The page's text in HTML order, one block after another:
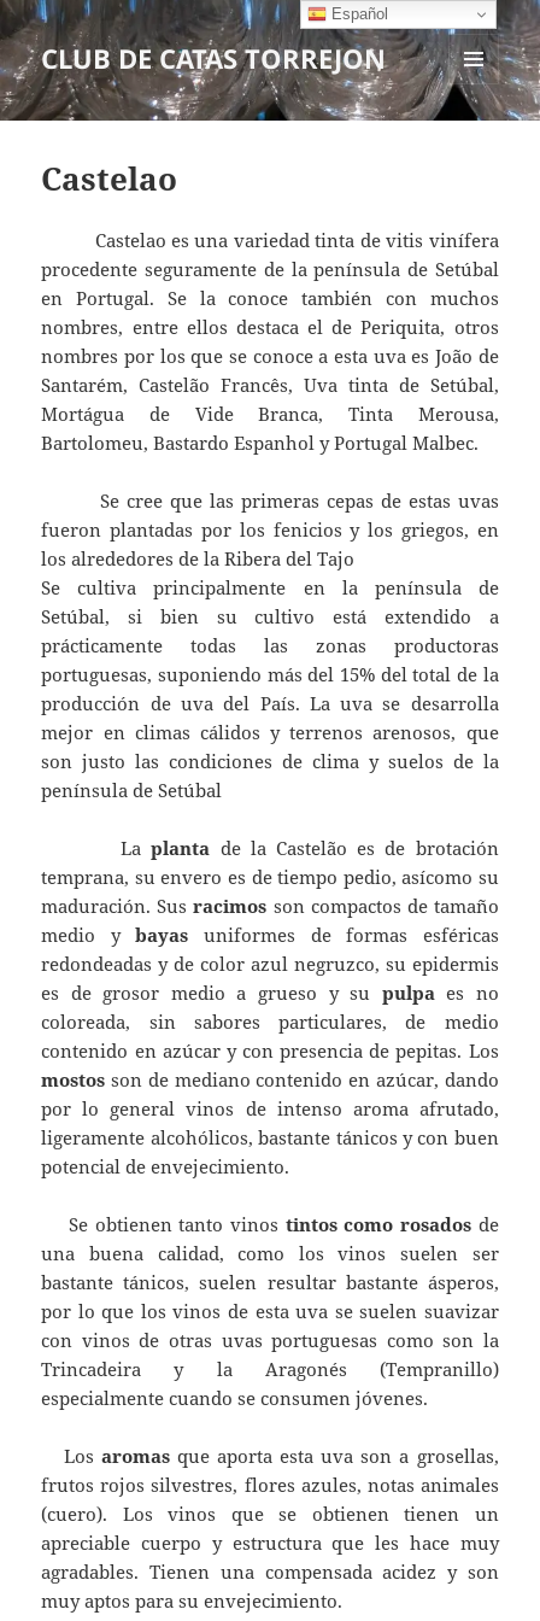
CLUB DE CATAS TORREJON
MENÚ
Y
Castelao
Castelao es una variedad tinta de vitis vinífera
procedente seguramente de la península de Setúbal
en Portugal. Se la conoce también con muchos
nombres, entre ellos destaca el de Periquita, otros
nombres por los que se conoce a esta uva es João de
Santarém, Castelão Francês, Uva tinta de Setúbal,
Mortágua de Vide Branca, Tinta Merousa,
Bartolomeu, Bastardo Espanhol y Portugal Malbec.
Se cree que las primeras cepas de estas uvas
fueron plantadas por los fenicios y los griegos, en
los alrededores de la Ribera del Tajo
Se cultiva principalmente en la península de
Setúbal, si bien su cultivo está extendido a
prácticamente todas las zonas productoras
portuguesas, suponiendo más del 15% del total de la
producción de uva del País. La uva se desarrolla
mejor en climas cálidos y terrenos arenosos, que
son justo las condiciones de clima y suelos de la
península de Setúbal
Laplanta de la Castelão es de brotación
temprana, su envero es de tiempo pedio, asícomo su
maduración. Susracimos son compactos de tamaño
medio ybayas uniformes de formas esféricas
redondeadas y de color azul negruzco, su epidermis
es de grosor medio a grueso y su pulpaes no
coloreada, sin sabores particulares, de medio
contenido en azúcar y con presencia de pepitas. Los
mostos son de mediano contenido en azúcar, dando
por lo general vinos de intenso aroma afrutado,
ligeramente alcohólicos, bastante tánicos y con buen
potencial de envejecimiento.
Se obtienen tanto vinos tintos como rosadosde
una buena calidad, como los vinos suelen ser
bastante tánicos, suelen resultar bastante ásperos,
por lo que los vinos de esta uva se suelen suavizar
con vinos de otras uvas portuguesas como son la
Trincadeira y la Aragonés (Tempranillo)
especialmente cuando se consumen jóvenes.
Los aromasque aporta esta uva son a grosellas,
frutos rojos silvestres, flores azules, notas animales
(cuero). Los vinos que se obtienen tienen un
apreciable cuerpo y estructura que les hace muy
agradables. Tienen una compensada acidez y son
muy aptos para su envejecimiento.
Español